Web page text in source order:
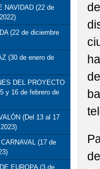
NAVIDAD (22 de
(22 de diciembre
(30 de enero de
DEL PROYECTO
y 16 de febrero de
(Del 13 al 17
(17 de
EUROPA (3 de